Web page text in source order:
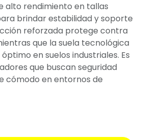
alto rendimiento en tallas
brindar estabilidad y soporte
reforzada protege contra
que la suela tecnológica
en suelos industriales. Es
que buscan seguridad
cómodo en entornos de